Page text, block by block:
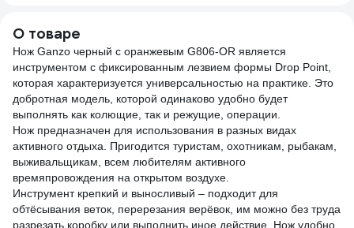
О товаре
Нож Ganzo черный c оранжевым G806-OR является
инструментом с фиксированным лезвием формы Drop Point,
которая характеризуется универсальностью на практике. Это
добротная модель, которой одинаково удобно будет
выполнять как колющие, так и режущие, операции.
Нож предназначен для использования в разных видах
активного отдыха. Пригодится туристам, охотникам, рыбакам,
выживальщикам, всем любителям активного
времяпровождения на открытом воздухе.
Инструмент крепкий и выносливый – подходит для
обтёсывания веток, перерезания верёвок, им можно без труда
разрезать коробку или выполнить иное действие. Нож удобно